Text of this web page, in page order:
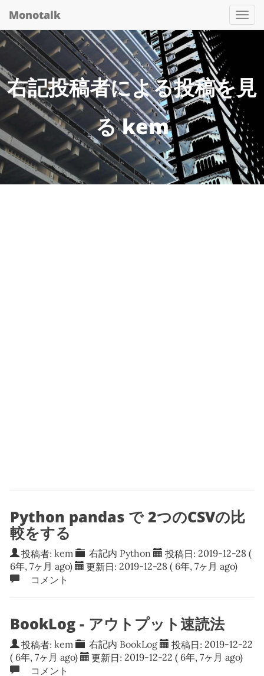
Monotalk
右記投稿者による投稿を見
る kem
Python pandas で 2つのCSVの比
較をする
投稿者: kem 右記内 Python 投稿日: 2019-12-28(
6年, 7ヶ月 ago)
更新日: 2019-12-28 ( 6年, 7ヶ月 ago)
コメント
BookLog - アウトプット速読法
投稿者: kem 右記内 BookLog 投稿日: 2019-12-22
( 6年, 7ヶ月 ago)
更新日: 2019-12-22 ( 6年, 7ヶ月 ago)
コメント